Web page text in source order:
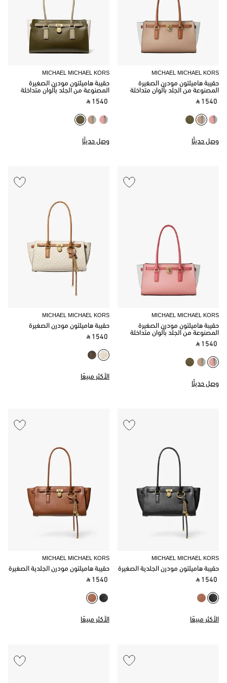
MICHAEL MICHAEL KORS
حقيبة هاميلتون مودرن الصغيرة
المصنوعة من الجلد بألوان متداخلة
‎ ⃁ 1540 ‎
وصل حديثًا
MICHAEL MICHAEL KORS
حقيبة هاميلتون مودرن الصغيرة
المصنوعة من الجلد بألوان متداخلة
‎ ⃁ 1540 ‎
وصل حديثًا
MICHAEL MICHAEL KORS
حقيبة هاميلتون مودرن الصغيرة
المصنوعة من الجلد بألوان متداخلة
‎ ⃁ 1540 ‎
وصل حديثًا
MICHAEL MICHAEL KORS
حقيبة هاميلتون مودرن الصغيرة
‎ ⃁ 1540 ‎
الأكثر مبيعًا
MICHAEL MICHAEL KORS
حقيبة هاميلتون مودرن الجلدية الصغيرة
‎ ⃁ 1540 ‎
الأكثر مبيعًا
MICHAEL MICHAEL KORS
حقيبة هاميلتون مودرن الجلدية الصغيرة
‎ ⃁ 1540 ‎
الأكثر مبيعًا